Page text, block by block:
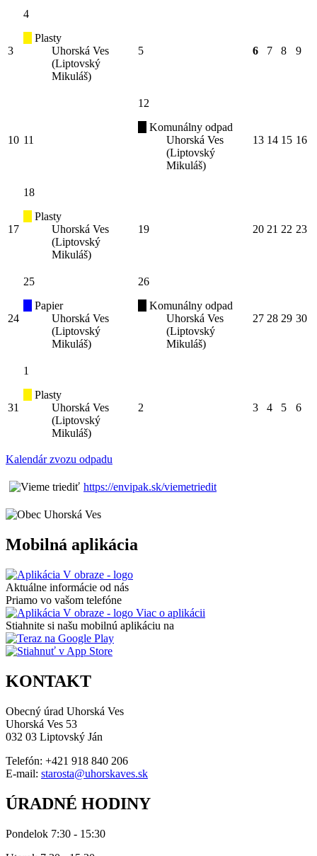
3
4
Plasty
Uhorská Ves
(Liptovský
Mikuláš)
5 6 7 8 9
10 11
12
Komunálny odpad
Uhorská Ves
(Liptovský
Mikuláš)
13 14 15 16
17
18
Plasty
Uhorská Ves
(Liptovský
Mikuláš)
19 20 21 22 23
24
25
Papier
Uhorská Ves
(Liptovský
Mikuláš)
26
Komunálny odpad
Uhorská Ves
(Liptovský
Mikuláš)
27 28 29 30
31
1
Plasty
Uhorská Ves
(Liptovský
Mikuláš)
2 3 4 5 6
Kalendár zvozu odpadu
https://envipak.sk/viemetriedit
Mobilná aplikácia
Aktuálne informácie od nás
Priamo vo vašom telefóne
Viac o aplikácii
Stiahnite si našu mobilnú aplikáciu na
KONTAKT
Obecný úrad Uhorská Ves
Uhorská Ves 53
032 03 Liptovský Ján
Telefón: +421 918 840 206
E-mail: starosta@uhorskaves.sk
ÚRADNÉ HODINY
Pondelok 7:30 - 15:30